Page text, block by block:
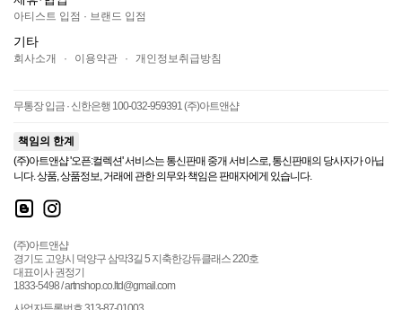
아티스트 입점 · 브랜드 입점
기타
회사소개 · 이용약관 · 개인정보취급방침
무통장 입금 · 신한은행 100-032-959391 (주)아트앤샵
책임의 한계
(주)아트앤샵 '오픈:컬렉션' 서비스는 통신판매 중개 서비스로, 통신판매의 당사자가 아닙
니다. 상품, 상품정보, 거래에 관한 의무와 책임은 판매자에게 있습니다.
(주)아트앤샵
경기도 고양시 덕양구 삼막3길 5 지축한강듀클래스 220호
대표이사 권정기
1833-5498 / artnshop.co.ltd@gmail.com